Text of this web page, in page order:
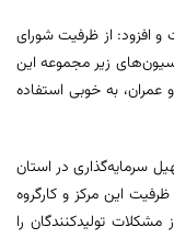
و افزود: از ظرفیت شورای
زیر مجموعه این
به خوبی استفاده
سرمایه‌گذاری در استان
این مرکز و کارگروه
تولیدکنندگان را